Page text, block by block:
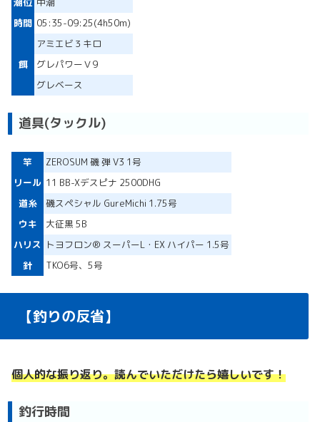
時間 05:35-09:25(4h50m)
餌
アミエビ３キロ
グレパワーＶ9
グレベース
道具(タックル)
竿
ZEROSUM 磯 弾 V3 1号
リール 11 BB-Xデスピナ 2500DHG
道糸
磯スペシャル GureMichi 1.75号
ウキ
大征黒 5B
ハリス
トヨフロン® スーパーL・EX ハイパー 1.5号
針
TKO6号、5号
【釣りの反省】
個人的な振り返り。読んでいただけたら嬉しいです！
釣行時間